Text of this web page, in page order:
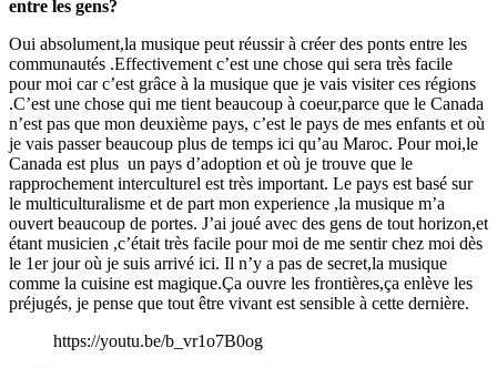
entre les gens?
Oui absolument,la musique peut réussir à créer des ponts entre les
communautés .Effectivement c’est une chose qui sera très facile
pour moi car c’est grâce à la musique que je vais visiter ces régions
.C’est une chose qui me tient beaucoup à coeur,parce que le Canada
n’est pas que mon deuxième pays, c’est le pays de mes enfants et où
je vais passer beaucoup plus de temps ici qu’au Maroc. Pour moi,le
Canada est plus un pays d’adoption et où je trouve que le
rapprochement interculturel est très important. Le pays est basé sur
le multiculturalisme et de part mon experience ,la musique m’a
ouvert beaucoup de portes. J’ai joué avec des gens de tout horizon,et
étant musicien ,c’était très facile pour moi de me sentir chez moi dès
le 1er jour où je suis arrivé ici. Il n’y a pas de secret,la musique
comme la cuisine est magique.Ça ouvre les frontières,ça enlève les
préjugés, je pense que tout être vivant est sensible à cette dernière.
https://youtu.be/b_vr1o7B0og